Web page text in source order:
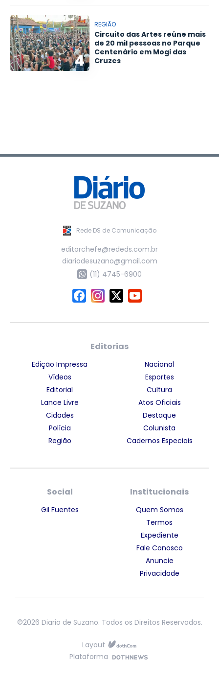
4
REGIÃO
Circuito das Artes reúne mais
de 20 mil pessoas no Parque
Centenário em Mogi das
Cruzes
Rede DS de Comunicação
editorchefe@rededs.com.br
diariodesuzano@gmail.com
(11) 4745-6900
Editorias
Edição Impressa
Vídeos
Editorial
Lance Livre
Cidades
Polícia
Região
Nacional
Esportes
Cultura
Atos Oficiais
Destaque
Colunista
Cadernos Especiais
Social
Gil Fuentes
Institucionais
Quem Somos
Termos
Expediente
Fale Conosco
Anuncie
Privacidade
©2026 Diario de Suzano. Todos os Direitos Reservados.
Layout
Plataforma